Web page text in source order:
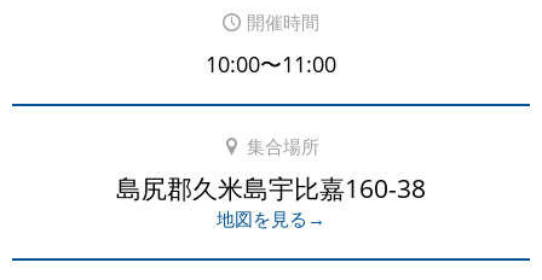
開催時間
10:00〜11:00
集合場所
島尻郡久米島宇比嘉160-38
地図を見る→